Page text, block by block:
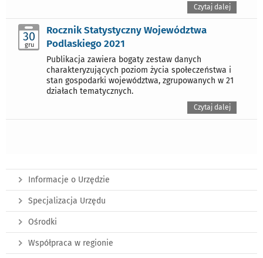
Czytaj dalej
30
gru
Rocznik Statystyczny Województwa
Podlaskiego 2021
Publikacja zawiera bogaty zestaw danych
charakteryzujących poziom życia społeczeństwa i
stan gospodarki województwa, zgrupowanych w 21
działach tematycznych.
Czytaj dalej
Informacje o Urzędzie
Specjalizacja Urzędu
Ośrodki
Współpraca w regionie